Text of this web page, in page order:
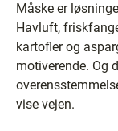
Måske er
Havluft,
kartofler og
motiverende. Og
vise vejen.